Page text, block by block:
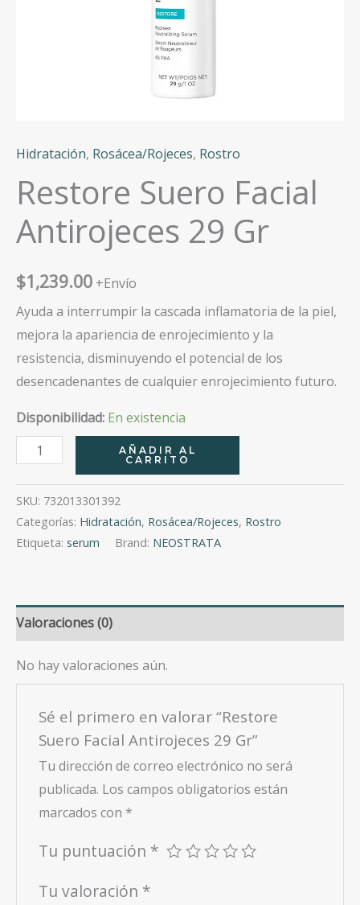
Hidratación, Rosácea/Rojeces, Rostro
Restore Suero Facial
Antirojeces 29 Gr
$1,239.00 +Envío
Ayuda a interrumpir la cascada inflamatoria de la piel,
mejora la apariencia de enrojecimiento y la
resistencia, disminuyendo el potencial de los
desencadenantes de cualquier enrojecimiento futuro.
Disponibilidad: En existencia
Restore
Suero
Facial
Antirojeces
29
AÑADIR AL
CARRITO
SKU: 732013301392
Categorías: Hidratación, Rosácea/Rojeces, Rostro
Etiqueta: serum Brand: NEOSTRATA
Valoraciones (0)
No hay valoraciones aún.
Sé el primero en valorar “Restore
Suero Facial Antirojeces 29 Gr”
Tu dirección de correo electrónico no será
publicada. Los campos obligatorios están
marcados con *
Tu puntuación *
Tu valoración *